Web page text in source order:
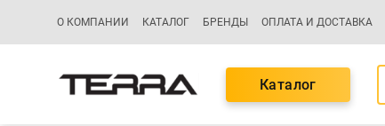
Основная навигация
О КОМПАНИИ КАТАЛОГ БРЕНДЫ ОПЛАТА И ДОСТАВКА
Каталог